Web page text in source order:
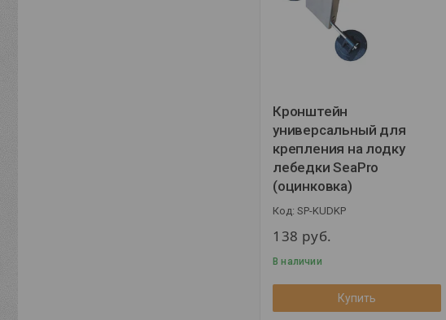
Кронштейн
универсальный для
крепления на лодку
лебедки SeaPro
(оцинковка)
SP-KUDKP
138 руб.
В наличии
Купить